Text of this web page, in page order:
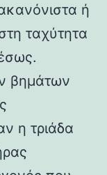
ή
ταχύτητα
βημάτων
η τριάδα